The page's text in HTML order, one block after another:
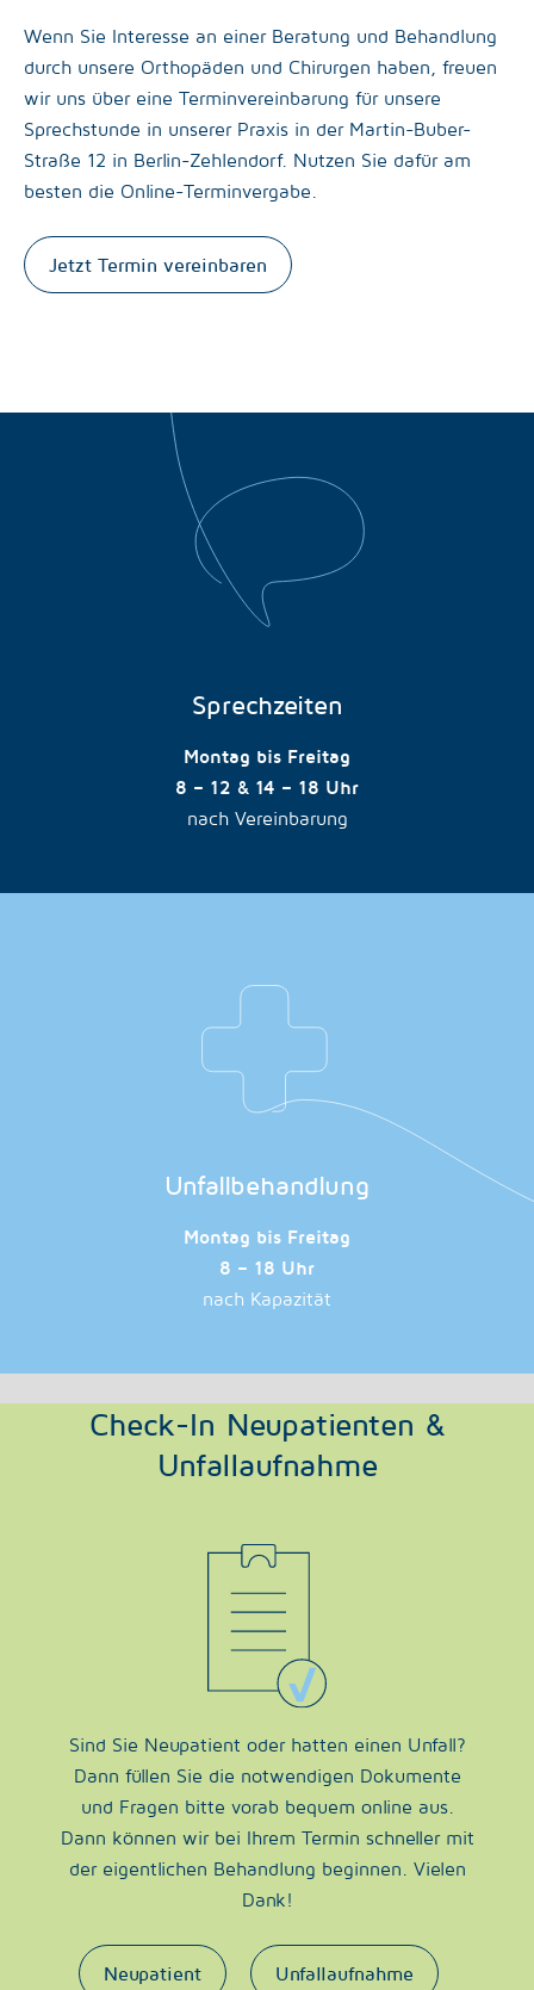
Wenn Sie Interesse an einer Beratung und Behandlung
durch unsere Orthopäden und Chirurgen haben, freuen
wir uns über eine Terminvereinbarung für unsere
Sprechstunde in unserer Praxis in der Martin-Buber-
Straße 12 in Berlin-Zehlendorf. Nutzen Sie dafür am
besten die Online-Terminvergabe.
Jetzt Termin vereinbaren
Sprechzeiten
Montag bis Freitag
8 – 12 & 14 – 18 Uhr
nach Vereinbarung
Unfallbehandlung
Montag bis Freitag
8 – 18 Uhr
nach Kapazität
Check-In Neupatienten &
Unfallaufnahme
Sind Sie Neupatient oder hatten einen Unfall?
Dann füllen Sie die notwendigen Dokumente
und Fragen bitte vorab bequem online aus.
Dann können wir bei Ihrem Termin schneller mit
der eigentlichen Behandlung beginnen. Vielen
Dank!
Neupatient Unfallaufnahme